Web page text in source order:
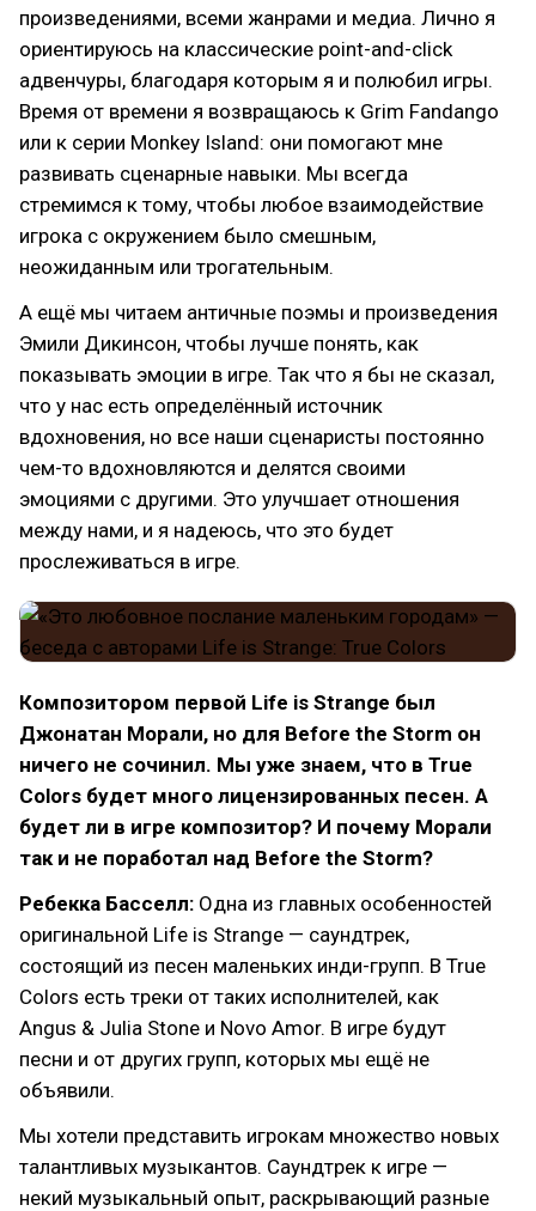
произведениями, всеми жанрами и медиа. Лично я
ориентируюсь на классические point-and-click
адвенчуры, благодаря которым я и полюбил игры.
Время от времени я возвращаюсь к Grim Fandango
или к серии Monkey Island: они помогают мне
развивать сценарные навыки. Мы всегда
стремимся к тому, чтобы любое взаимодействие
игрока с окружением было смешным,
неожиданным или трогательным.
А ещё мы читаем античные поэмы и произведения
Эмили Дикинсон, чтобы лучше понять, как
показывать эмоции в игре. Так что я бы не сказал,
что у нас есть определённый источник
вдохновения, но все наши сценаристы постоянно
чем-то вдохновляются и делятся своими
эмоциями с другими. Это улучшает отношения
между нами, и я надеюсь, что это будет
прослеживаться в игре.
Композитором первой Life is Strange был
Джонатан Морали, но для Before the Storm он
ничего не сочинил. Мы уже знаем, что в True
Colors будет много лицензированных песен. А
будет ли в игре композитор? И почему Морали
так и не поработал над Before the Storm?
Ребекка Басселл: Одна из главных особенностей
оригинальной Life is Strange — саундтрек,
состоящий из песен маленьких инди-групп. В True
Colors есть треки от таких исполнителей, как
Angus & Julia Stone и Novo Amor. В игре будут
песни и от других групп, которых мы ещё не
объявили.
Мы хотели представить игрокам множество новых
талантливых музыкантов. Саундтрек к игре —
некий музыкальный опыт, раскрывающий разные